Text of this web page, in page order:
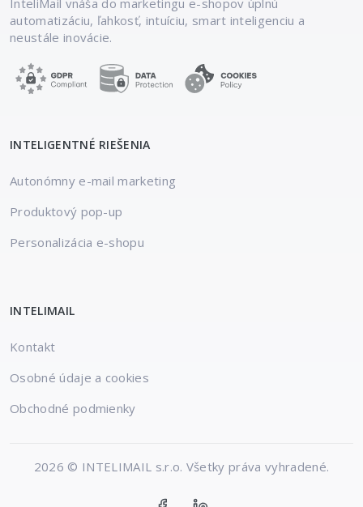
InteliMail vnáša do marketingu e-shopov úplnú
automatizáciu, ľahkosť, intuíciu, smart inteligenciu a
neustále inovácie.
INTELIGENTNÉ RIEŠENIA
Autonómny e-mail marketing
Produktový pop-up
Personalizácia e-shopu
INTELIMAIL
Kontakt
Osobné údaje a cookies
Obchodné podmienky
2026 © INTELIMAIL s.r.o. Všetky práva vyhradené.